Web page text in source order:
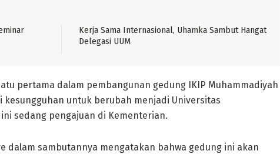
Kerja Sama Internasional, Uhamka Sambut Hangat
Delegasi UUM
pertama dalam pembangunan gedung IKIP Muhammadiyah
kesungguhan untuk berubah menjadi Universitas
sedang pengajuan di Kementerian.
dalam sambutannya mengatakan bahwa gedung ini akan